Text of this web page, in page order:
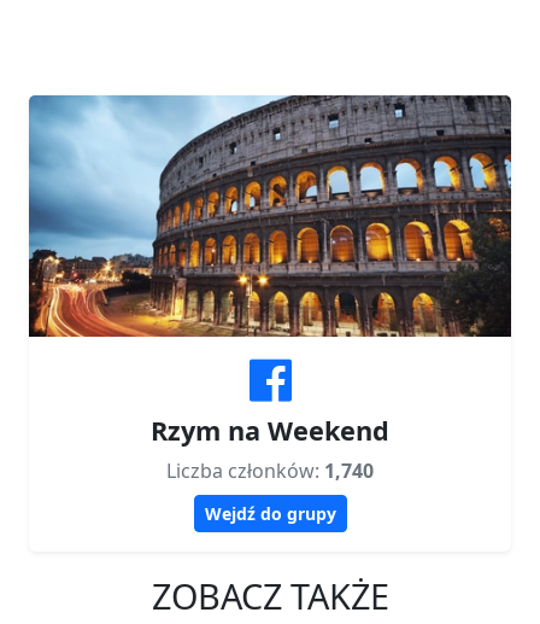
Rzym na Weekend
Liczba członków: 1,740
Wejdź do grupy
ZOBACZ TAKŻE